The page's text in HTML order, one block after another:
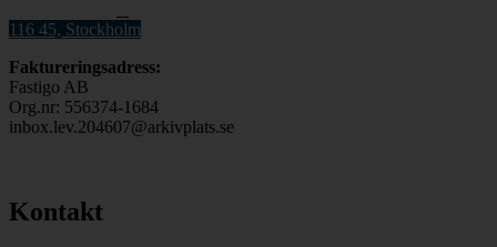
116 45, Stockholm
Faktureringsadress:
Fastigo AB
Org.nr: 556374-1684
inbox.lev.204607@arkivplats.se
Kontakt